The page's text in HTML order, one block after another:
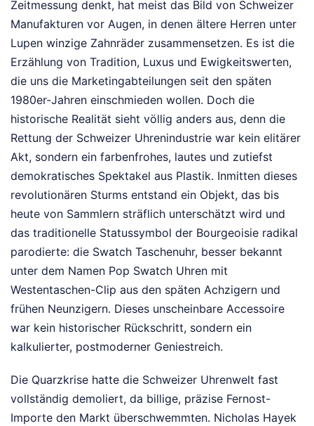
Zeitmessung denkt, hat meist das Bild von Schweizer
Manufakturen vor Augen, in denen ältere Herren unter
Lupen winzige Zahnräder zusammensetzen. Es ist die
Erzählung von Tradition, Luxus und Ewigkeitswerten,
die uns die Marketingabteilungen seit den späten
1980er-Jahren einschmieden wollen. Doch die
historische Realität sieht völlig anders aus, denn die
Rettung der Schweizer Uhrenindustrie war kein elitärer
Akt, sondern ein farbenfrohes, lautes und zutiefst
demokratisches Spektakel aus Plastik. Inmitten dieses
revolutionären Sturms entstand ein Objekt, das bis
heute von Sammlern sträflich unterschätzt wird und
das traditionelle Statussymbol der Bourgeoisie radikal
parodierte: die Swatch Taschenuhr, besser bekannt
unter dem Namen Pop Swatch Uhren mit
Westentaschen-Clip aus den späten Achzigern und
frühen Neunzigern. Dieses unscheinbare Accessoire
war kein historischer Rückschritt, sondern ein
kalkulierter, postmoderner Geniestreich.
Die Quarzkrise hatte die Schweizer Uhrenwelt fast
vollständig demoliert, da billige, präzise Fernost-
Importe den Markt überschwemmten. Nicholas Hayek